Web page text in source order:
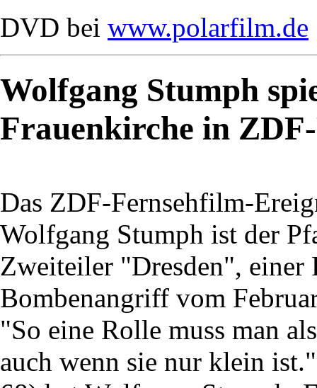
DVD bei www.polarfilm.de
Wolfgang Stumph
Frauenkirche in
Das ZDF-Fernsehfilm-
Wolfgang Stumph ist der
Zweiteiler "Dresden", einer
Bombenangriff vom
"So eine Rolle muss man
auch wenn sie nur klein